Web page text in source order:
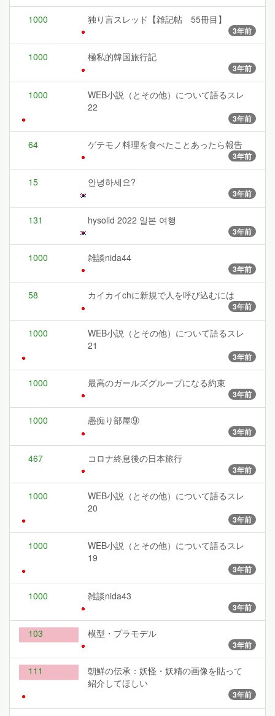
1000 独り言スレッド【雑記帖 55冊目】
3年前
1000 極私的韓国旅行記
3年前
1000
WEB小説（とその他）について語るスレ
22
3年前
64 ゲテモノ料理を食べたことあったら報告
3年前
15 안녕하세요?
3年前
131 hysolid 2022 일본 여행
3年前
1000 雑談nida44
3年前
58 カイカイchに新規で人を呼び込むには
3年前
1000
WEB小説（とその他）について語るスレ
21
3年前
1000 最高のガールズグループになる約束
3年前
1000 愚痴り部屋⑨
3年前
467 コロナ終息後の日本旅行
3年前
1000
WEB小説（とその他）について語るスレ
20
3年前
1000
WEB小説（とその他）について語るスレ
19
3年前
1000 雑談nida43
3年前
103 模型・プラモデル
3年前
111
朝鮮の伝承：妖怪・妖精の画像を貼って
紹介してほしい
3年前